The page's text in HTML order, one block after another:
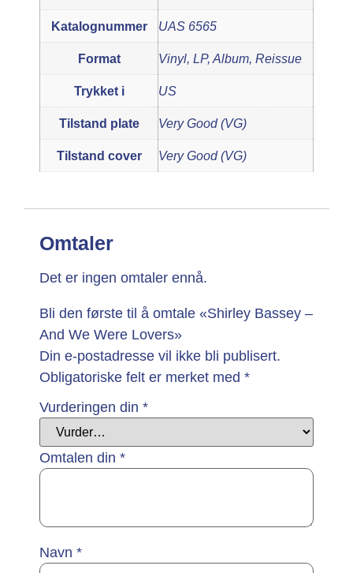
Katalognummer UAS 6565
Format Vinyl, LP, Album, Reissue
Trykket i US
Tilstand plate Very Good (VG)
Tilstand cover Very Good (VG)
Omtaler
Det er ingen omtaler ennå.
Bli den første til å omtale «Shirley Bassey –
And We Were Lovers»
Din e-postadresse vil ikke bli publisert.
Obligatoriske felt er merket med *
Vurderingen din *
Omtalen din *
Navn *